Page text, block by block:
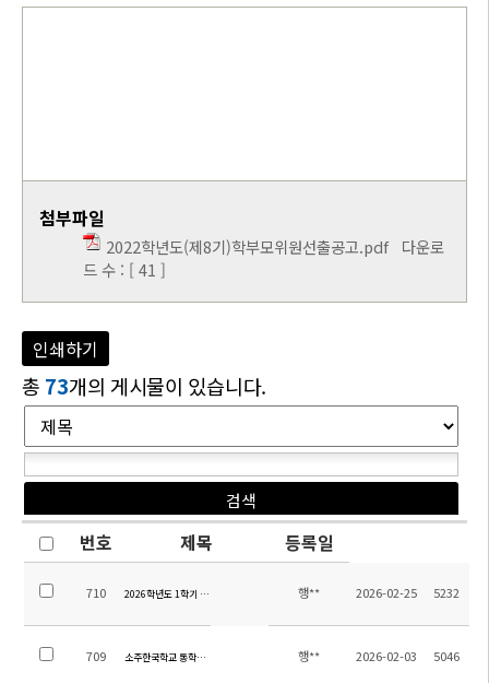
첨부파일
2022학년도(제8기)학부모위원선출공고.pdf다운로
드 수 : [ 41 ]
인쇄하기
총 73개의 게시물이 있습니다.
번호 제목 등록일
710 2026학년도 1학기 전체학생 통학버스 탑승자 명단 및 노선
행** 2026-02-25 5232
709 소주한국학교 통학버스 임차 및 관리용역 업체 선정 입찰공고(입찰공고 제2025-16호)
행** 2026-02-03 5046